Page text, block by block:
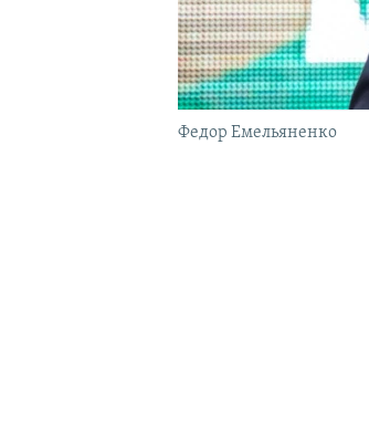
Федор Емельяненко